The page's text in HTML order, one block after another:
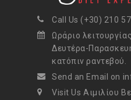
Call Us (+30) 210
Ωράριο
Δευτέρα-
κατόπιν ραντεβού.
Send an Email on
Visit Us Αιμιλίου